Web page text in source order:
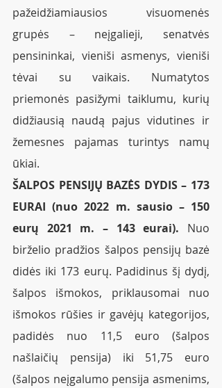
pažeidžiamiausios visuomenės
grupės – neįgalieji, senatvės
pensininkai, vieniši asmenys, vieniši
tėvai su vaikais. Numatytos
priemonės pasižymi taiklumu, kurių
didžiausią naudą pajus vidutines ir
žemesnes pajamas turintys namų
ūkiai.
ŠALPOS PENSIJŲ BAZĖS DYDIS – 173
EURAI (nuo 2022 m. sausio – 150
eurų 2021 m. – 143 eurai). Nuo
birželio pradžios šalpos pensijų bazė
didės iki 173 eurų. Padidinus šį dydį,
šalpos išmokos, priklausomai nuo
išmokos rūšies ir gavėjų kategorijos,
padidės nuo 11,5 euro (šalpos
našlaičių pensija) iki 51,75 euro
(šalpos neįgalumo pensija asmenims,